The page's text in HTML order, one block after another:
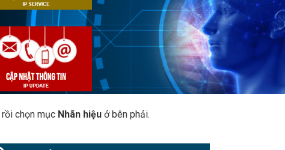
rồi chọn mục Nhãn hiệu ở bên phải.